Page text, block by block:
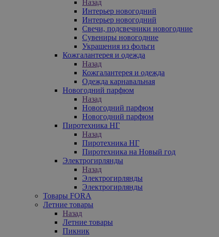
Назад
Интерьер новогодний
Интерьер новогодний
Свечи, подсвечники новогодние
Сувениры новогодние
Украшения из фольги
Кожгалантерея и одежда
Назад
Кожгалантерея и одежда
Одежда карнавальная
Новогодний парфюм
Назад
Новогодний парфюм
Новогодний парфюм
Пиротехника НГ
Назад
Пиротехника НГ
Пиротехника на Новый год
Электрогирлянды
Назад
Электрогирлянды
Электрогирлянды
Товары FORA
Летние товары
Назад
Летние товары
Пикник